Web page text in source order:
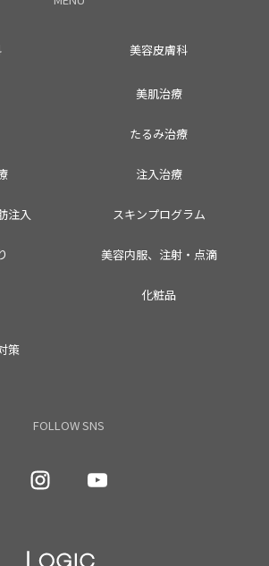
注入
美容皮膚科
美肌治療
たるみ治療
注入治療
スキンプログラム
美容内服、注射・点滴
化粧品
策
FOLLOW SNS